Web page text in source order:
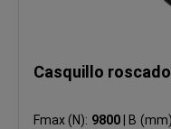
Casquillo
Fmax (N): 9800 B